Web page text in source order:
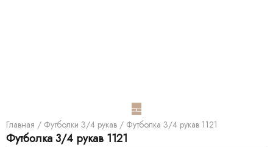
Главная / Футболки 3/4 рукав / Футболка 3/4 рукав 1121
Футболка 3/4 рукав 1121